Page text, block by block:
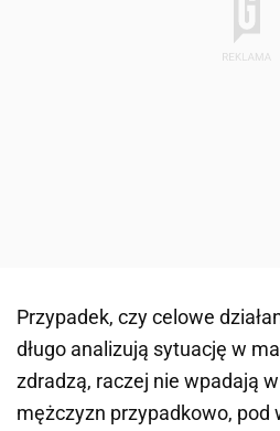
Przypadek, czy celowe
długo analizują sytuację w
zdradzą, raczej nie wpadają
mężczyzn przypadkowo, pod